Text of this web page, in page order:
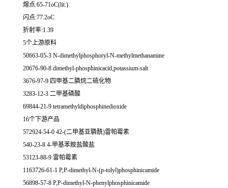
熔点:65-71oC(lit.)
闪点:77.2oC
折射率:1.39
5个上游原料
50663-05-3 N-dimethylphosphoryl-N-methylmethanamine
20676-90-8 dimethyl-phosphinicacid,potassium-salt
3676-97-9 四甲基二膦烷二硫化物
3283-12-3 二甲基磷酸
69844-21-9 tetramethyldiphosphinedioxide
16个下游产品
572924-54-0 42-(二甲基亚膦酰)雷帕霉素
540-23-8 4-甲基苯胺盐酸盐
53123-88-9 雷帕霉素
1163726-61-1 P,P-dimethyl-N-(p-tolyl)phosphinicamide
56898-57-8 P,P-dimethyl-N-phenylphosphinicamide